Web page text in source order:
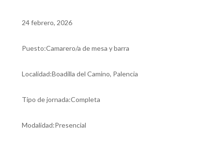
24 febrero, 2026
Puesto:Camarero/a de mesa y barra
Localidad:Boadilla del Camino, Palencia
Tipo de jornada:Completa
Modalidad:Presencial